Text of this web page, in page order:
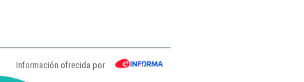
Información ofrecida por